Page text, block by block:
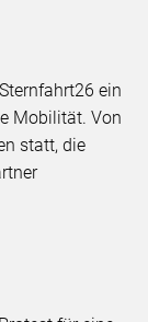
ein
Mobilität. Von
statt, die